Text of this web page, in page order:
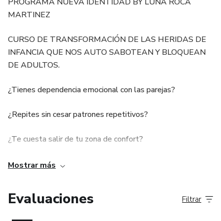
MARTINEZ
CURSO DE TRANSFORMACIÓN DE LAS HERIDAS DE
INFANCIA QUE NOS AUTO SABOTEAN Y BLOQUEAN
DE ADULTOS.
¿Tienes dependencia emocional con las parejas?
¿Repites sin cesar patrones repetitivos?
¿Te cuesta salir de tu zona de confort?
¿El miedo te paraliza?
Mostrar más
Evaluaciones Filtrar